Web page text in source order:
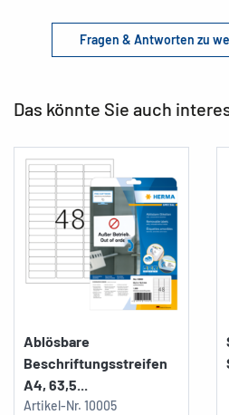
Fragen & Antworten zu
Das könnte Sie auch
Ablösbare
Beschriftungsstreifen
A4, 63,5...
Artikel-Nr. 10005